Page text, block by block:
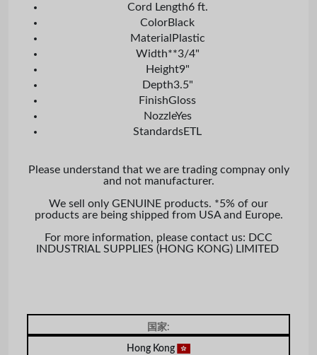
Cord Length6 ft.
ColorBlack
Material Plastic
Width**3/4"
Height9"
Depth3.5"
FinishGloss
NozzleYes
StandardsETL
Please understand that we are trading compnay only
and not manufacturer.
We sell only GENUINE products. *5% of our
products are being shipped from USA and Europe.
For more information, please contact us: DCC
INDUSTRIAL SUPPLIES (HONG KONG) LIMITED
国家:
Hong Kong